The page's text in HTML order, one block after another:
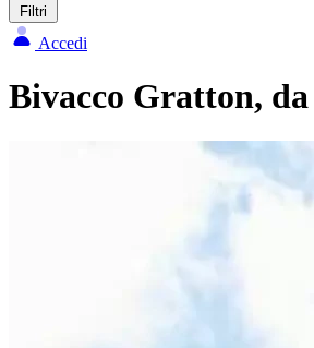
Filtri
Accedi
Bivacco Gratton,